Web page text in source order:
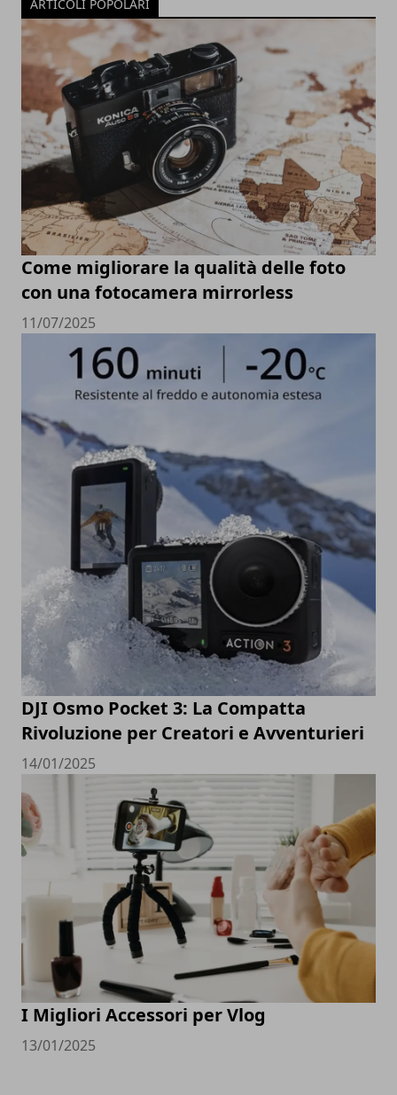
ARTICOLI POPOLARI
Come migliorare la qualità delle foto
con una fotocamera mirrorless
11/07/2025
DJI Osmo Pocket 3: La Compatta
Rivoluzione per Creatori e Avventurieri
14/01/2025
I Migliori Accessori per Vlog
13/01/2025